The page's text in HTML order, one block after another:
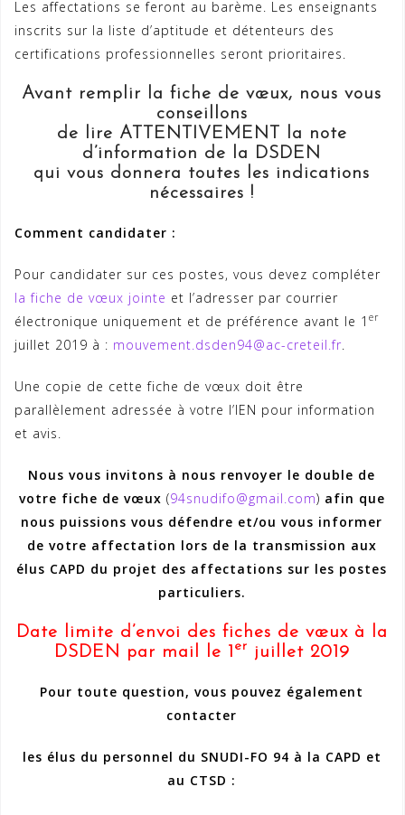
Les affectations se feront au barème. Les enseignants
inscrits sur la liste d’aptitude et détenteurs des
certifications professionnelles seront prioritaires.
Avant remplir la fiche de vœux, nous vous
conseillons
de lire ATTENTIVEMENT la note
d’information de la DSDEN
qui vous donnera toutes les indications
nécessaires !
Comment candidater :
Pour candidater sur ces postes, vous devez compléter
la fiche de vœux jointe et l’adresser par courrier
électronique uniquement et de préférence avant le 1 er
juillet 2019 à : mouvement.dsden94@ac-creteil.fr
Une copie de cette fiche de vœux doit être
parallèlement adressée à votre l’IEN pour information
et avis.
Nous vous invitons à nous renvoyer le double de
votre fiche de vœux (94snudifo@gmail.com) afin que
nous puissions vous défendre et/ou vous informer
de votre affectation lors de la transmission aux
élus CAPD du projet des affectations sur les postes
particuliers.
Date limite d’envoi des fiches de vœux à la
DSDEN par mail le 1 er juillet 2019
Pour toute question, vous pouvez également
contacter
les élus du personnel du SNUDI-FO 94 à la CAPD et
au CTSD :